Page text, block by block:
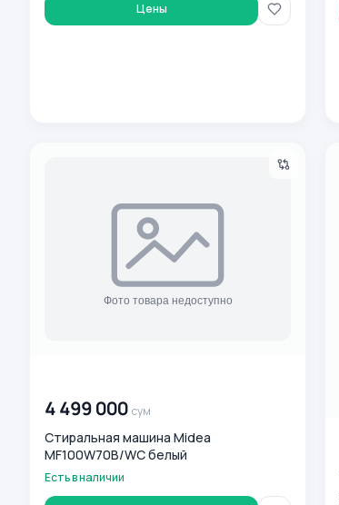
Цены
4 499 000 сум
Стиральная машина Midea
MF100W70B/WC белый
Есть в наличии